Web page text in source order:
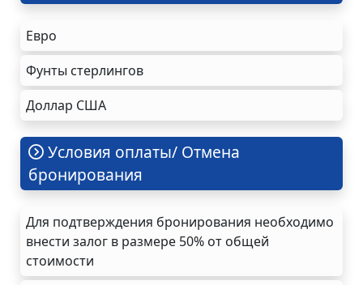
Евро
Фунты стерлингов
Доллар США
Условия оплаты/ Отмена
бронирования
Для подтверждения бронирования необходимо
внести залог в размере 50% от общей
стоимости